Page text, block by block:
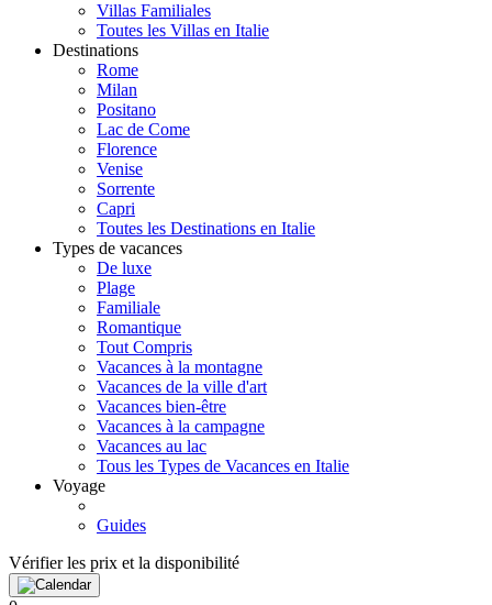
Villas Familiales
Toutes les Villas en Italie
Destinations
Rome
Milan
Positano
Lac de Come
Florence
Venise
Sorrente
Capri
Toutes les Destinations en Italie
Types de vacances
De luxe
Plage
Familiale
Romantique
Tout Compris
Vacances à la montagne
Vacances de la ville d'art
Vacances bien-être
Vacances à la campagne
Vacances au lac
Tous les Types de Vacances en Italie
Voyage
Guides
Vérifier les prix et la disponibilité